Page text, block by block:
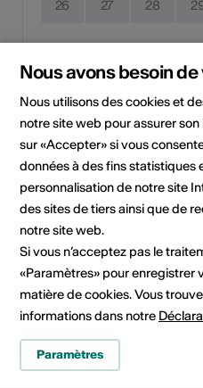
26 27 28
Pas de date de mise
Cliquez sur une date pour
calendrier.
Plus d'informations
Intervenants
tarifs
La
Nous avons besoin
Nous utilisons des cookies et
notre site web pour assurer
sur «Accepter» si vous
données à des fins statistiques
personnalisation de notre site
des sites de tiers ainsi que de
notre site web.
Si vous n’acceptez pas le
«Paramètres» pour enregistrer
matière de cookies. Vous
informations dans notre
Paramètres